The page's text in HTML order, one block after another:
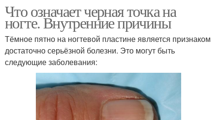
Что означает черная точка на
ногте. Внутренние причины
Тёмное пятно на ногтевой пластине является признаком
достаточно серьёзной болезни. Это могут быть
следующие заболевания: